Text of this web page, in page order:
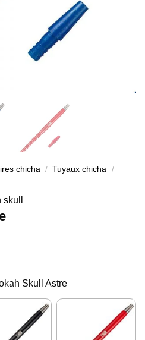
chicha / Tuyaux chicha /
Skull Astre